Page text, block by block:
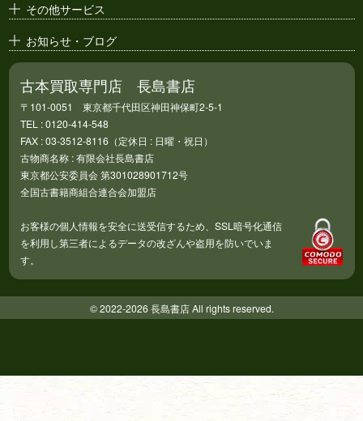
その他サービス
お知らせ・ブログ
古本買取専門店 長島書店
〒101-0051 東京都千代田区神田神保町2-5-1
TEL : 0120-414-548
FAX : 03-3512-8116（定休日 : 日曜・祝日）
古物商名称 : 有限会社長島書店
東京都公安委員会 第301028901712号
全国古書籍商組合連合会加盟店
お客様の個人情報を安全に送受信するため、SSL暗号化通信
を利用し第三者によるデータの改ざんや盗用を防いでいま
す。
© 2022-2026 長島書店 All rights reserved.